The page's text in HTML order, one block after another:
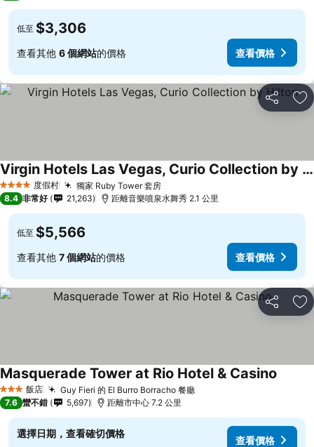
低至 $3,306
查看其他 6 個網站的價格 查看價格
分享 加
4 星級 度假村 獨家 Ruby Tower 套房查看價格
Virgin Hotels Las Vegas, Curio Collection by Hilton
查看價格
8.4 非常好 21,263 距離音樂噴泉水舞秀 2.1 公里
低至 $5,566
查看其他 7 個網站的價格 查看價格
分享 加
3 星級 飯店 Guy Fieri 的 El Burro Borracho 餐廳查看價格
Masquerade Tower at Rio Hotel & Casino
7.6 蠻不錯 5,697 距離市中心 7.2 公里
選擇日期，查看確切價格
查看價格